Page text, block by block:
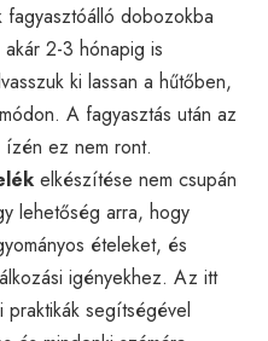
fagyasztóálló dobozokba
2-3 hónapig is
ki lassan a hűtőben,
A fagyasztás után az
ez nem ront.
elkészítése nem csupán
lehetőség arra, hogy
ételeket, és
igényekhez. Az itt
segítségével